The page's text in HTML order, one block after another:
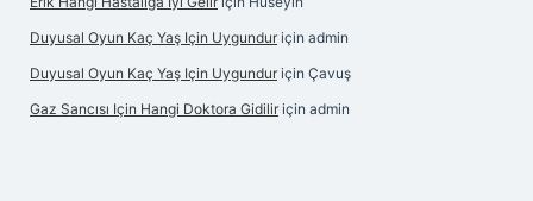
Duyusal Oyun Kaç Yaş Için Uygundur için admin
Duyusal Oyun Kaç Yaş Için Uygundur için Çavuş
Gaz Sancısı Için Hangi Doktora Gidilir için admin